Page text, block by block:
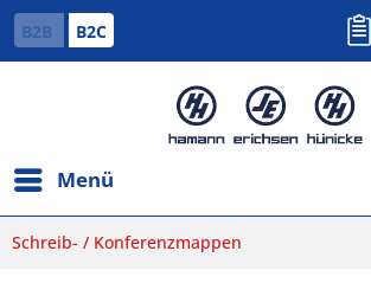
B2B B2C
Menü
Schreib- / Konferenzmappen